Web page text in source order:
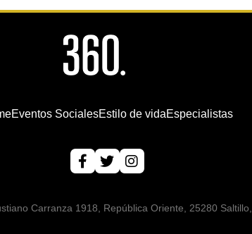
Eventos SocialesEstilo de vidaEspecialistas
Carranza 1918, República Oriente, 25280